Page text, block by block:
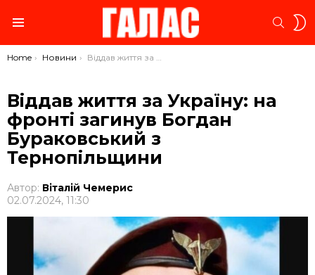
You are here:
Home Новини Віддав життя за Україну: на фронті загинув Богдан Бураковський з Тернопільщини
Віддав життя за Україну: на
фронті загинув Богдан
Бураковський з
Тернопільщини
Автор: Віталій Чемерис
02.07.2024, 11:30